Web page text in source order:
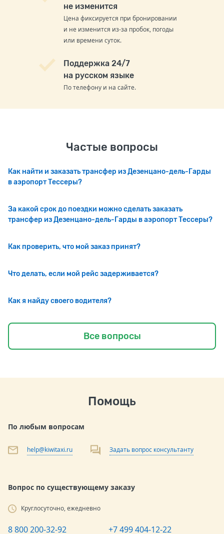
не изменится
Цена фиксируется при бронировании
и не изменится из-за пробок, погоды
или времени суток.
Поддержка 24/7
на русском языке
По телефону и на сайте.
Частые вопросы
Как найти и заказать трансфер из Дезенцано-дель-Гарды
в аэропорт Тессеры?
За какой срок до поездки можно сделать заказать
трансфер из Дезенцано-дель-Гарды в аэропорт Тессеры?
Как проверить, что мой заказ принят?
Что делать, если мой рейс задерживается?
Как я найду своего водителя?
Все вопросы
Помощь
По любым вопросам
help@kiwitaxi.ru Задать вопрос консультанту
Вопрос по существующему заказу
Круглосуточно, ежедневно
8 800 200-32-92 +7 499 404-12-22